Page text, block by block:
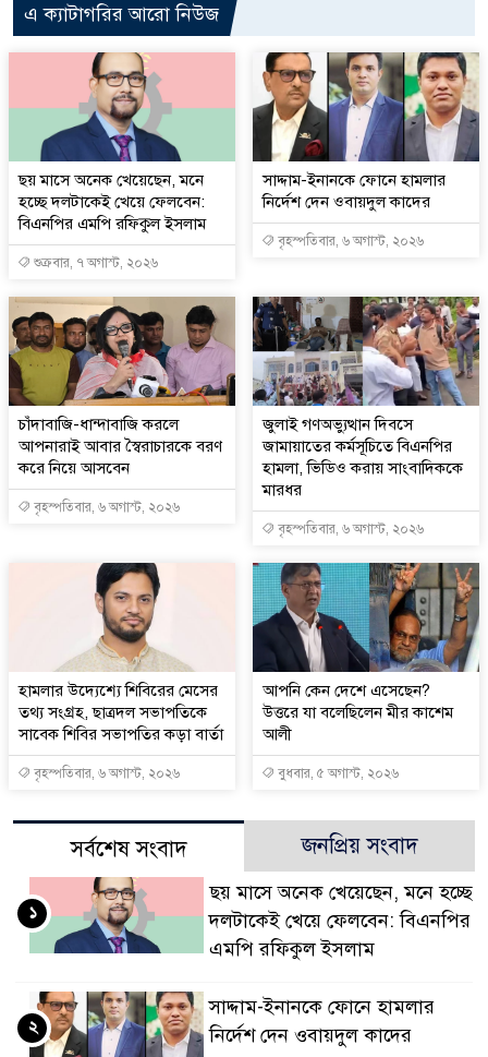
এ ক্যাটাগরির আরো নিউজ
ছয় মাসে অনেক খেয়েছেন, মনে
হচ্ছে দলটাকেই খেয়ে ফেলবেন:
বিএনপির এমপি রফিকুল ইসলাম
শুক্রবার, ৭ অগাস্ট, ২০২৬
সাদ্দাম-ইনানকে ফোনে হামলার
নির্দেশ দেন ওবায়দুল কাদের
বৃহস্পতিবার, ৬ অগাস্ট, ২০২৬
চাঁদাবাজি-ধান্দাবাজি করলে
আপনারাই আবার স্বৈরাচারকে বরণ
করে নিয়ে আসবেন
বৃহস্পতিবার, ৬ অগাস্ট, ২০২৬
জুলাই গণঅভ্যুত্থান দিবসে
জামায়াতের কর্মসূচিতে বিএনপির
হামলা, ভিডিও করায় সাংবাদিককে
মারধর
বৃহস্পতিবার, ৬ অগাস্ট, ২০২৬
হামলার উদ্যেশ্যে শিবিরের মেসের
তথ্য সংগ্রহ, ছাত্রদল সভাপতিকে
সাবেক শিবির সভাপতির কড়া বার্তা
বৃহস্পতিবার, ৬ অগাস্ট, ২০২৬
আপনি কেন দেশে এসেছেন?
উত্তরে যা বলেছিলেন মীর কাশেম
আলী
বুধবার, ৫ অগাস্ট, ২০২৬
সর্বশেষ সংবাদ জনপ্রিয় সংবাদ
ছয় মাসে অনেক খেয়েছেন, মনে হচ্ছে
দলটাকেই খেয়ে ফেলবেন: বিএনপির
এমপি রফিকুল ইসলাম
১
সাদ্দাম-ইনানকে ফোনে হামলার
নির্দেশ দেন ওবায়দুল কাদের
২